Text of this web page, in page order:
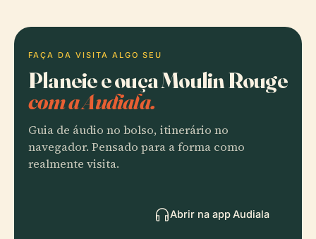
FAÇA DA VISITA ALGO SEU
Planeie e ouça Moulin Rouge
com a Audiala.
Guia de áudio no bolso, itinerário no
navegador. Pensado para a forma como
realmente visita.
Abrir na app Audiala